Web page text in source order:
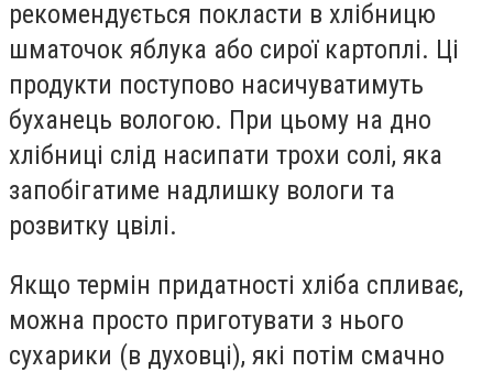
рекомендується покласти в хлібницю
шматочок яблука або сирої картоплі. Ці
продукти поступово насичуватимуть
буханець вологою. При цьому на дно
хлібниці слід насипати трохи солі, яка
запобігатиме надлишку вологи та
розвитку цвілі.
Якщо термін придатності хліба спливає,
можна просто приготувати з нього
сухарики (в духовці), які потім смачно